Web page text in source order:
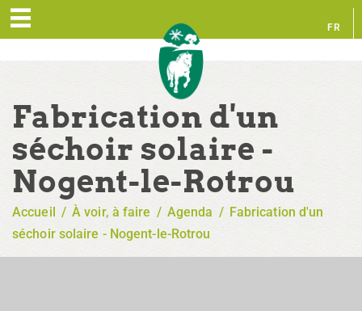
FR
Fabrication d'un
séchoir solaire -
Nogent-le-Rotrou
Accueil / À voir, à faire / Agenda / Fabrication d'un
séchoir solaire - Nogent-le-Rotrou